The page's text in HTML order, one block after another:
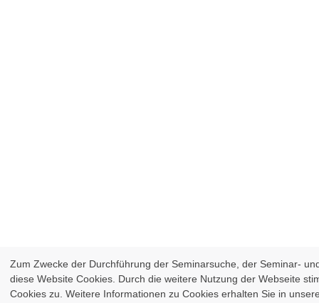
Zum Zwecke der Durchführung der Seminarsuche, der Seminar-
diese Website Cookies. Durch die weitere Nutzung der Webseite
Cookies zu. Weitere Informationen zu Cookies erhalten Sie in